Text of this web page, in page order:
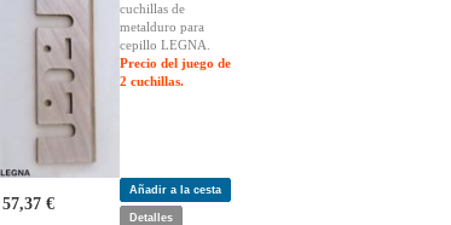
cuchillas de
metalduro para
cepillo LEGNA.
Precio del juego de
2 cuchillas.
57,37 €
Añadir a la cesta
Detalles